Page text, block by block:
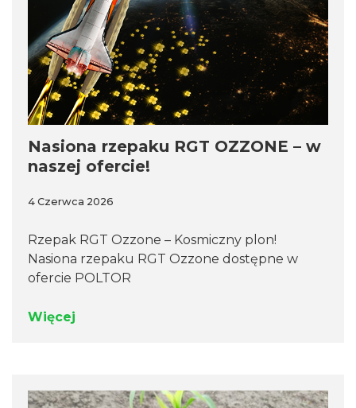
Nasiona rzepaku RGT OZZONE – w
naszej ofercie!
4 Czerwca 2026
Rzepak RGT Ozzone – Kosmiczny plon!
Nasiona rzepaku RGT Ozzone dostępne w
ofercie POLTOR
Więcej